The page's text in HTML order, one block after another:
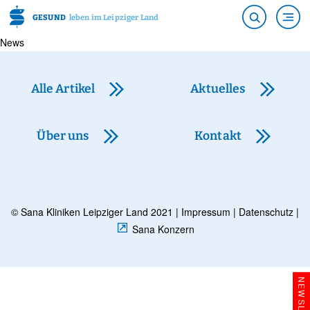
GESUND leben im Leipziger Land
News
Alle Artikel Aktuelles
Über uns Kontakt
© Sana Kliniken Leipziger Land 2021 | Impressum | Datenschutz |
Sana Konzern